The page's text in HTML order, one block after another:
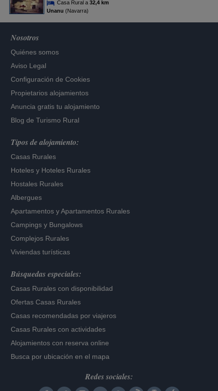
Casa Rural a 32,4 km
Unanu (Navarra)
Nosotros
Quiénes somos
Aviso Legal
Configuración de Cookies
Propietarios alojamientos
Anuncia gratis tu alojamiento
Blog de Turismo Rural
Tipos de alojamiento:
Casas Rurales
Hoteles y Hoteles Rurales
Hostales Rurales
Albergues
Apartamentos yApartamentos Rurales
Campings y Bungalows
Complejos Rurales
Viviendas turísticas
Búsquedas especiales:
Casas Rurales con disponibilidad
Ofertas Casas Rurales
Casas recomendadas por viajeros
Casas Rurales con actividades
Alojamientos con reserva online
Busca por ubicación en el mapa
Redes sociales: